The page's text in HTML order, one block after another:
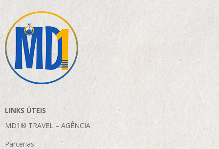
LINKS ÚTEIS
MD1® TRAVEL – AGÊNCIA
Parcerias